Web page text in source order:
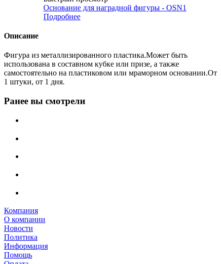
Основание для наградной фигуры - OSN1
Подробнее
Описание
Фигура из металлизированного пластика.Может быть
использована в составном кубке или призе, а также
самостоятельно на пластиковом или мраморном основании.От
1 штуки, от 1 дня.
Ранее вы смотрели
Компания
О компании
Новости
Политика
Информация
Помощь